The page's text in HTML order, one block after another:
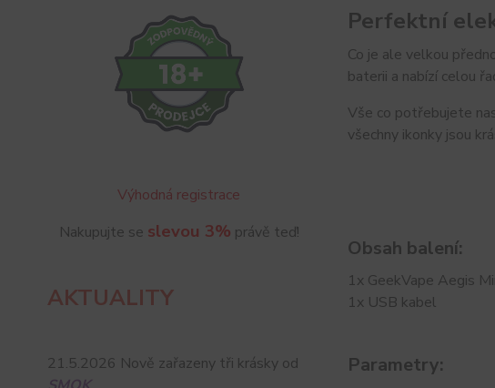
Výhodná registrace
Nakupujte se slevou 3% právě teď!
AKTUALITY
21.5.2026 Nově zařazeny tři krásky od
Perfektní
Co je ale velkou
baterii a nabízí celou
Vše co potřebujete
všechny ikonky jsou
Obsah balení:
1x GeekVape Aegis
1x USB kabel
Parametry: